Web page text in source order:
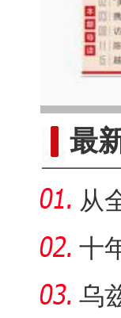
最
从
健
十
院
乌